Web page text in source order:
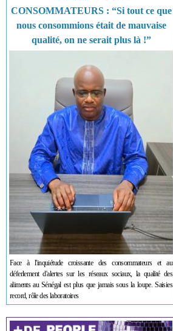
CONSOMMATEURS : “Si tout ce que
nous consommions était de mauvaise
qualité, on ne serait plus là !”
Face à l'inquiétude croissante des consommateurs et au
déferlement d'alertes sur les réseaux sociaux, la qualité des
aliments au Sénégal est plus que jamais sous la loupe. Saisies
record, rôle des laboratoires